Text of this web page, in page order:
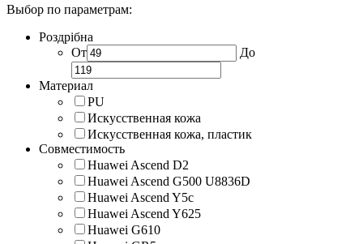
Выбор по параметрам:
Роздрібна
От
До
Материал
PU
Искусственная кожа
Искусственная кожа, пластик
Совместимость
Huawei Ascend D2
Huawei Ascend G500 U8836D
Huawei Ascend Y5c
Huawei Ascend Y625
Huawei G610